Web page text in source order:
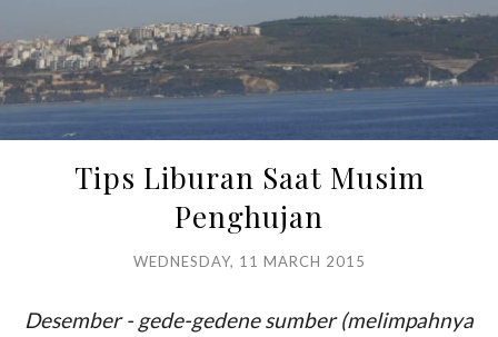
Tips Liburan Saat Musim
Penghujan
WEDNESDAY, 11 MARCH 2015
Desember - gede-gedene sumber (melimpahnya